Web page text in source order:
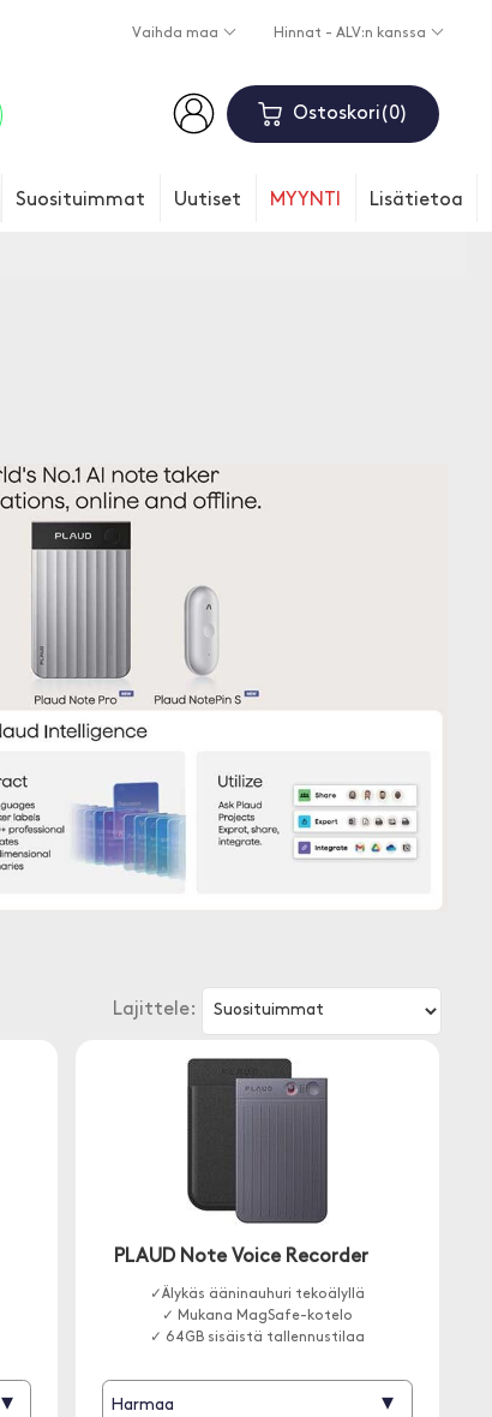
Vaihda maa Hinnat - ALV:n kanssa
Ostoskori 0
Suosituimmat Uutiset MYYNTI Lisätietoa
Lajittele:
▾
PLAUD Note Voice Recorder
✓Älykäs ääninauhuri tekoälyllä
✓ Mukana MagSafe-kotelo
✓ 64GB sisäistä tallennustilaa
Harmaa ▾